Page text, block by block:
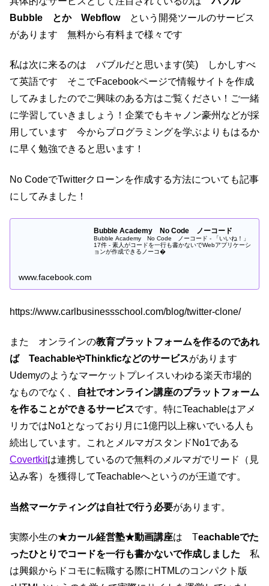
Bubble とか Webflowという開発ツールのサービス
があります 無料から有料まで様々です
私は次に来るのは バブルだと思います(笑) しかしすべ
て英語です そこでFacebookページで情報サイトを作成
してみましたのでご興味のある方はご覧ください！ご一緒
に学習していきましょう！企業でもキャノン豪州などが採
用しています 今からプログラミングを学ぶよりもはるか
に早く勉強できると思います！
No CodeでTwitterクローンを作成する方法についても記事
にしてみました！
Bubble Academy No Code ノーコード
Bubble Academy No Code ノーコード - 「いいね！」
17件 - 素人がコードを一行も書かないでWebアプリケーシ
ョンが作成できるノーコ�
www.facebook.com
https://www.carlbusinessschool.com/blog/twitter-clone/
また オンラインの教育プラットフォームを作るのであれ
ば TeachableやThinkficなどのサービスがあります
Udemyのようなマーケットプレイスいわゆる楽天市場的
なものでなく、
自社でオンライン講座のプラットフォーム
を作ることができるサービスです。特にTeachableはアメ
リカではNo1となっており月に1億円以上稼いでいる人も
続出しています。これとメルマガスタンドNo1である
Covertkitは連携しているので無料のメルマガでリード（見
込み客）を獲得してTeachableへというのが王道です。
当然マーケティングは自社で行う必要があります。
実際小生の★カール経営塾★動画講座は Teachableでた
ったひとりでコードを一行も書かないで作成しました 私
は興銀からドコモに転職する際にHTMLのコンパクト版